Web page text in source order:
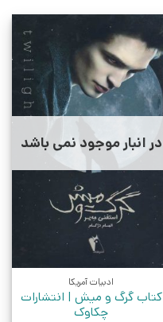
در انبار موجود نمی باشد
ادبیات آمریکا
کتاب گرگ و میش | انتشارات
چکاوک